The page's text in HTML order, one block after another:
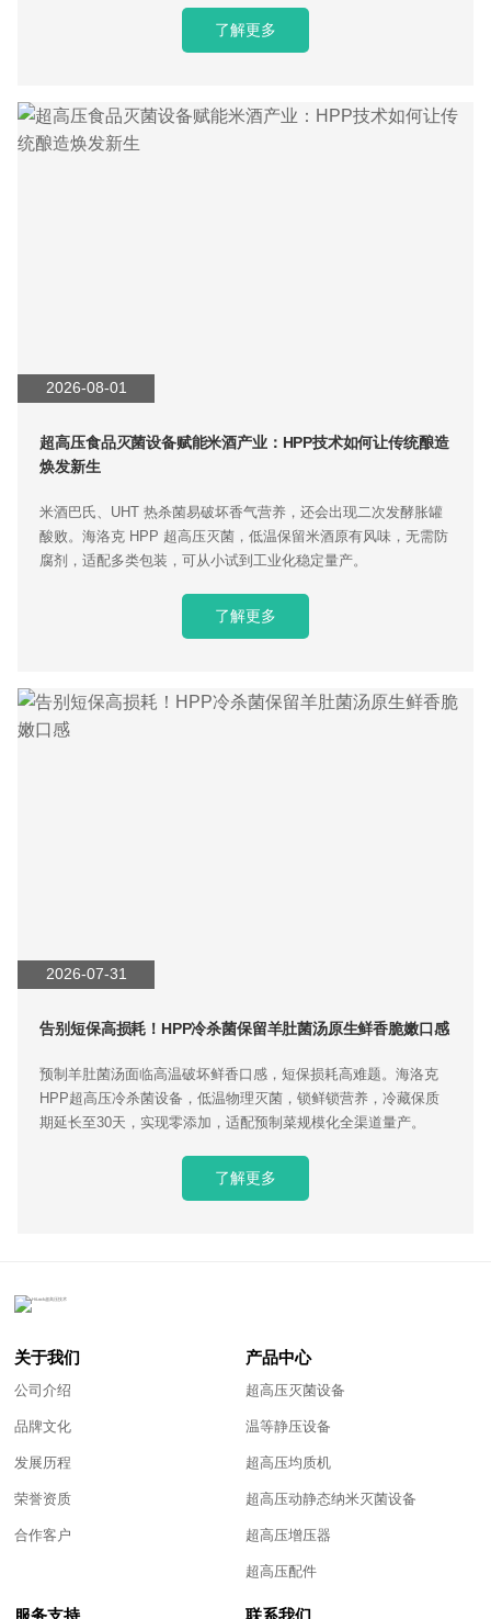
了解更多
2026-08-01
超高压食品灭菌设备赋能米酒产业：HPP技术如何让传统酿造
焕发新生
米酒巴氏、UHT 热杀菌易破坏香气营养，还会出现二次发酵胀罐
酸败。海洛克 HPP 超高压灭菌，低温保留米酒原有风味，无需防
腐剂，适配多类包装，可从小试到工业化稳定量产。
了解更多
2026-07-31
告别短保高损耗！HPP冷杀菌保留羊肚菌汤原生鲜香脆嫩口感
预制羊肚菌汤面临高温破坏鲜香口感，短保损耗高难题。海洛克
HPP超高压冷杀菌设备，低温物理灭菌，锁鲜锁营养，冷藏保质
期延长至30天，实现零添加，适配预制菜规模化全渠道量产。
了解更多
关于我们
公司介绍
品牌文化
发展历程
荣誉资质
合作客户
产品中心
超高压灭菌设备
温等静压设备
超高压均质机
超高压动静态纳米灭菌设备
超高压增压器
超高压配件
服务支持 联系我们